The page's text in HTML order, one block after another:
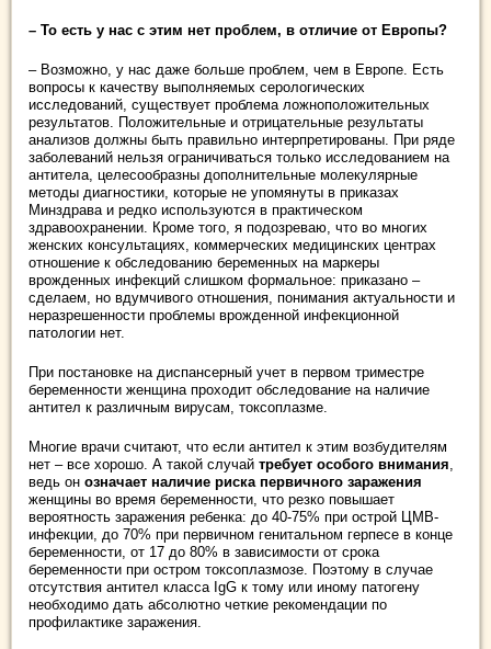
– То есть у нас с этим нет проблем, в отличие от Европы?
– Возможно, у нас даже больше проблем, чем в Европе. Есть
вопросы к качеству выполняемых серологических
исследований, существует проблема ложноположительных
результатов. Положительные и отрицательные результаты
анализов должны быть правильно интерпретированы. При ряде
заболеваний нельзя ограничиваться только исследованием на
антитела, целесообразны дополнительные молекулярные
методы диагностики, которые не упомянуты в приказах
Минздрава и редко используются в практическом
здравоохранении. Кроме того, я подозреваю, что во многих
женских консультациях, коммерческих медицинских центрах
отношение к обследованию беременных на маркеры
врожденных инфекций слишком формальное: приказано –
сделаем, но вдумчивого отношения, понимания актуальности и
неразрешенности проблемы врожденной инфекционной
патологии нет.
При постановке на диспансерный учет в первом триместре
беременности женщина проходит обследование на наличие
антител к различным вирусам, токсоплазме.
Многие врачи считают, что если антител к этим возбудителям
нет – все хорошо. А такой случай требует особого внимания,
ведь он означает наличие риска первичного заражения
женщины во время беременности, что резко повышает
вероятность заражения ребенка: до 40-75% при острой ЦМВ-
инфекции, до 70% при первичном генитальном герпесе в конце
беременности, от 17 до 80% в зависимости от срока
беременности при остром токсоплазмозе. Поэтому в случае
отсутствия антител класса IgG к тому или иному патогену
необходимо дать абсолютно четкие рекомендации по
профилактике заражения.